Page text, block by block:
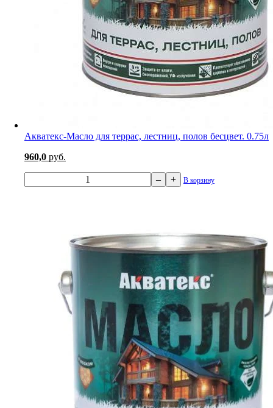
Акватекс-Масло для террас, лестниц, полов бесцвет. 0.75л
960,0 руб.
– + В корзину